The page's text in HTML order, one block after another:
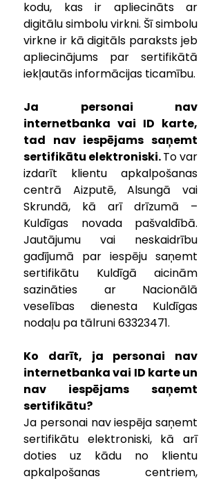
kodu, kas ir apliecināts ar
digitālu simbolu virkni. Šī simbolu
virkne ir kā digitāls paraksts jeb
apliecinājums par sertifikātā
iekļautās informācijas ticamību.
Ja personai nav
internetbanka vai ID karte,
tad nav iespējams saņemt
sertifikātu elektroniski. To var
izdarīt klientu apkalpošanas
centrā Aizputē, Alsungā vai
Skrundā, kā arī drīzumā –
Kuldīgas novada pašvaldībā.
Jautājumu vai neskaidrību
gadījumā par iespēju saņemt
sertifikātu Kuldīgā aicinām
sazināties ar Nacionālā
veselības dienesta Kuldīgas
nodaļu pa tālruni 63323471.
Ko darīt, ja personai nav
internetbanka vai ID karte un
nav iespējams saņemt
sertifikātu?
Ja personai nav iespēja saņemt
sertifikātu elektroniski, kā arī
doties uz kādu no klientu
apkalpošanas centriem,